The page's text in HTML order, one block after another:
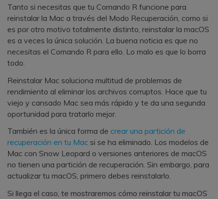
Tanto si necesitas que tu Comando R funcione para
reinstalar la Mac a través del Modo Recuperación, como si
es por otro motivo totalmente distinto, reinstalar la macOS
es a veces la única solución. La buena noticia es que no
necesitas el Comando R para ello. Lo malo es que lo borra
todo.
Reinstalar Mac soluciona multitud de problemas de
rendimiento al eliminar los archivos corruptos. Hace que tu
viejo y cansado Mac sea más rápido y te da una segunda
oportunidad para tratarlo mejor.
También es la única forma de crear una partición de
recuperación en tu Mac si se ha eliminado. Los modelos de
Mac con Snow Leopard o versiones anteriores de macOS
no tienen una partición de recuperación. Sin embargo, para
actualizar tu macOS, primero debes reinstalarlo.
Si llega el caso, te mostraremos cómo reinstalar tu macOS